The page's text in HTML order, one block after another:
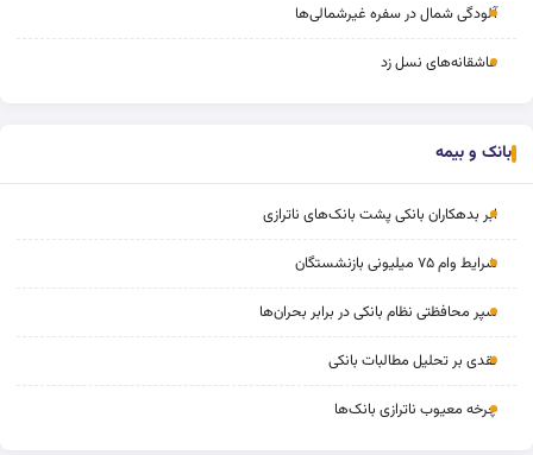
آلودگی شمال در سفره غیرشمالی‌ها
عاشقانه‌های نسل زد
بانک و بیمه
ابر بدهکاران بانکی پشت بانک‌های ناترازی
شرایط وام ۷۵ میلیونی بازنشستگان
سپر محافظتی نظام بانکی در برابر بحران‌ها
نقدی بر تحلیل مطالبات بانکی
چرخه‌ معیوب ناترازی بانک‌ها